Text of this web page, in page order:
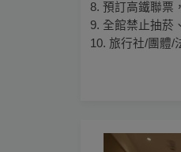
8. 預訂高鐵聯票
9. 全館禁止抽菸
10. 旅行社/團體/